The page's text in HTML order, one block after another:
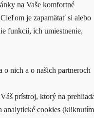
na Vaše komfortné
je zapamätať si alebo
funkcií, ich umiestnenie,
o nich a o našich partneroch
prístroj, ktorý na
analytické cookies